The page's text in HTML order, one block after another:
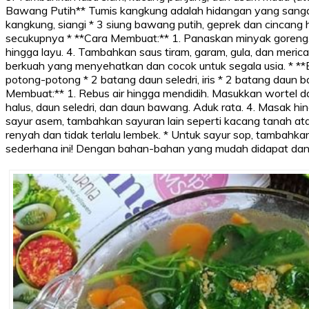
Bawang Putih** Tumis kangkung adalah hidangan yang
kangkung, siangi * 3 siung bawang putih, geprek dan
secukupnya * **Cara Membuat:** 1. Panaskan minyak
hingga layu. 4. Tambahkan saus tiram, garam, gula, dan
berkuah yang menyehatkan dan cocok untuk segala usia. *
potong-potong * 2 batang daun seledri, iris * 2 batang daun
Membuat:** 1. Rebus air hingga mendidih. Masukkan wortel
halus, daun seledri, dan daun bawang. Aduk rata. 4. Masak
sayur asem, tambahkan sayuran lain seperti kacang tanah
renyah dan tidak terlalu lembek. * Untuk sayur sop,
sederhana ini! Dengan bahan-bahan yang mudah didapat